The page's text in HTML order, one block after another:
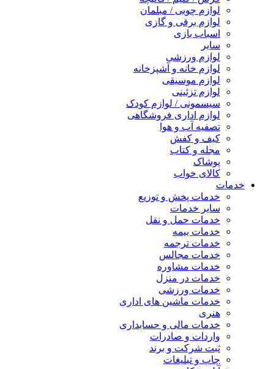
لوازم چوبی / مبلمان
لوازم برقی و گازی
اسباب بازی
سایر
لوازم ورزشی
لوازم خانه و آشپزخانه
لوازم موسیقی
لوازم تزئینی
سیسمونی / لوازم کودک
لوازم اداری فروشگاهی
تصفیه آب و هوا
کیف و کفش
مجله و کتاب
پوشاک
کالای خواب
خدمات
خدمات پخش و توزیع
سایر خدمات
خدمات حمل و نقل
خدمات بیمه
خدمات ترجمه
خدمات مجالس
خدمات مشاوره
خدمات در منزل
خدمات ورزشی
خدمات ماشین های اداری
هنری
خدمات مالی و حسابداری
واردات و صادرات
ثبت شرکت و برند
چاپ و تبلیغات